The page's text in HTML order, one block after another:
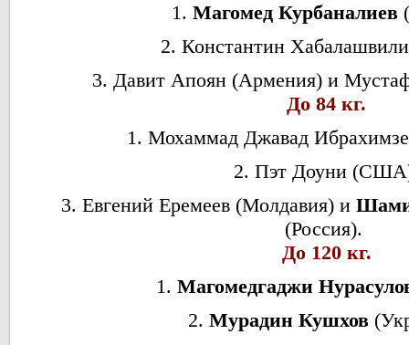
1.Магомед Курбаналиев
2. Константин
3. Давит Апоян (Армения) и
До 84 кг.
1. Мохаммад Джавад
2. Пэт Доуни
3. Евгений Еремеев (Молдавия) и
(Россия).
До 120 кг.
1. Магомедгаджи
2. Мурадин Кушхов